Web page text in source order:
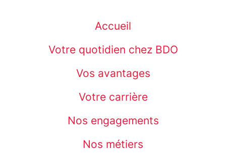
Accueil
Votre quotidien chez BDO
Vos avantages
Votre carrière
Nos engagements
Nos métiers